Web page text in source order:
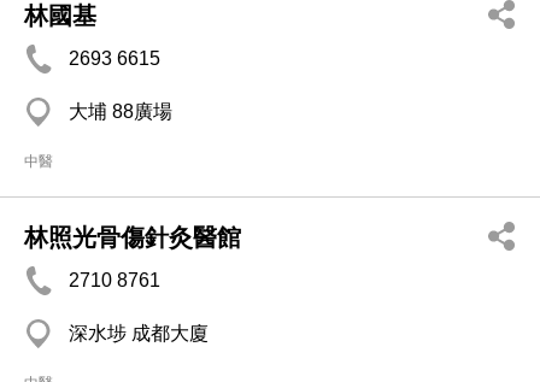
林國基
2693 6615
大埔 88廣場
中醫
林照光骨傷針灸醫館
2710 8761
深水埗 成都大廈